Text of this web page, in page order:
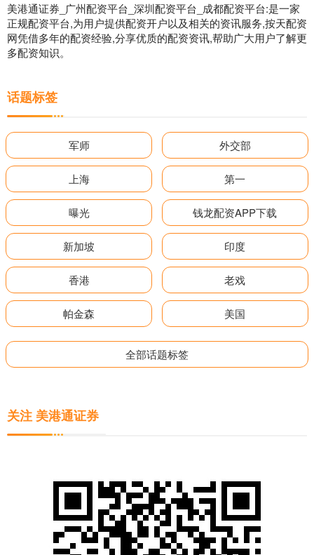
美港通证券_广州配资平台_深圳配资平台_成都配资平台:是一家
正规配资平台,为用户提供配资开户以及相关的资讯服务,按天配资
网凭借多年的配资经验,分享优质的配资资讯,帮助广大用户了解更
多配资知识。
话题标签
军师 外交部
上海 第一
曝光 钱龙配资APP下载
新加坡 印度
香港 老戏
帕金森 美国
全部话题标签
关注 美港通证券